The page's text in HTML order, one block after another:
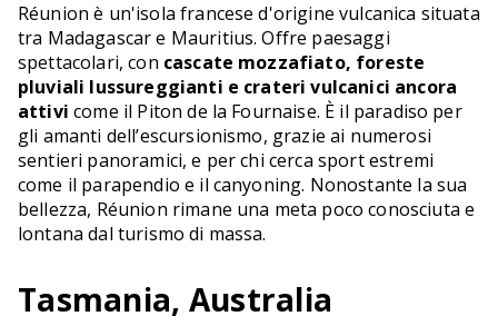
Réunion è un'isola francese d'origine vulcanica situata
tra Madagascar e Mauritius. Offre paesaggi
spettacolari, con cascate mozzafiato, foreste
pluviali lussureggianti e crateri vulcanici ancora
attivi come il Piton de la Fournaise. È il paradiso per
gli amanti dell’escursionismo, grazie ai numerosi
sentieri panoramici, e per chi cerca sport estremi
come il parapendio e il canyoning. Nonostante la sua
bellezza, Réunion rimane una meta poco conosciuta e
lontana dal turismo di massa.
Tasmania, Australia